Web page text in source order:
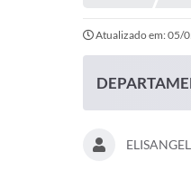
Atualizado em: 05/